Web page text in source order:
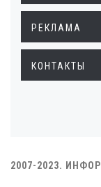
РЕКЛАМА
КОНТАКТЫ
2007-2023.